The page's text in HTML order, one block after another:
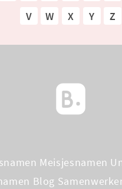
V
W X Y Z
Meisjesnamen
Blog